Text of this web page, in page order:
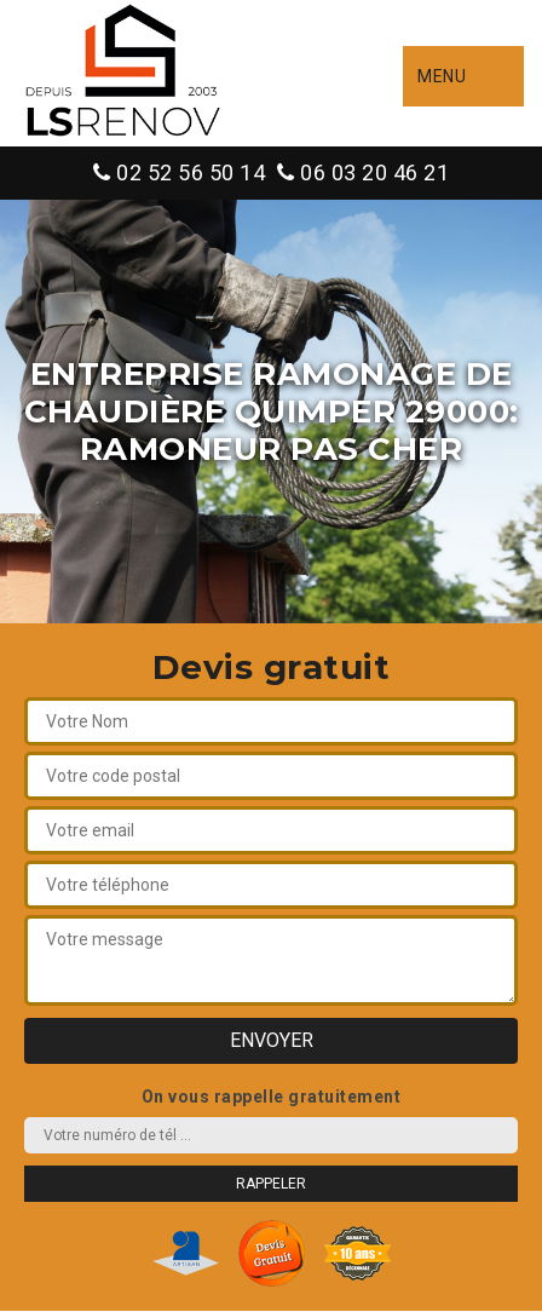
MENU
02 52 56 50 14 06 03 20 46 21
ENTREPRISE RAMONAGE DE
CHAUDIÈRE QUIMPER 29000:
RAMONEUR PAS CHER
Devis gratuit
On vous rappelle gratuitement